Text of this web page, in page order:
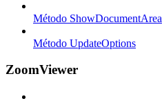
Método ShowDocumentArea
Método UpdateOptions
ZoomViewer